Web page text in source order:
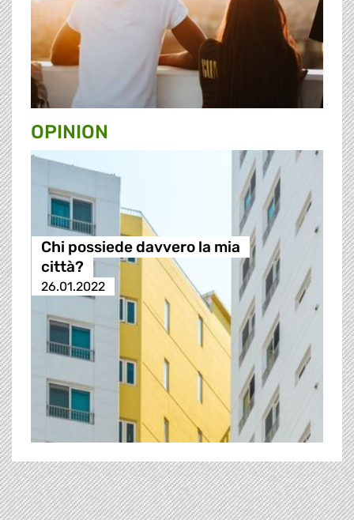
OPINION
Chi possiede davvero la mia
città?
26.01.2022